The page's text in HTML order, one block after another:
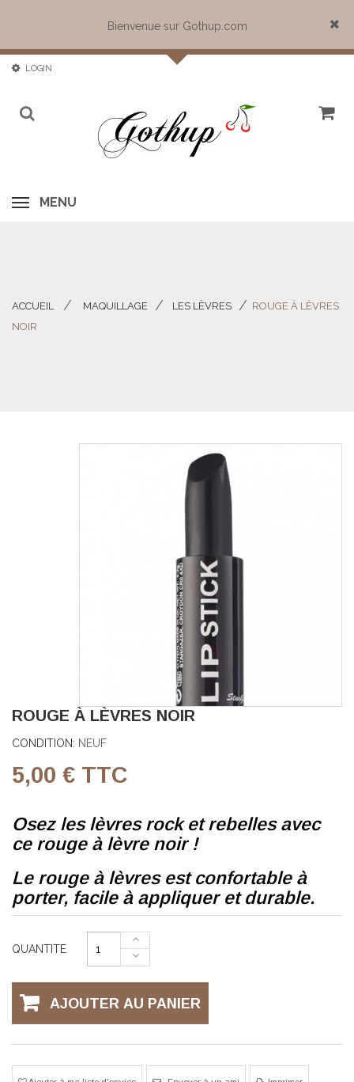
Bienvenue sur Gothup.com
Close
LOGIN
MENU
ACCUEIL
MAQUILLAGE
LES LÈVRES
ROUGE À LÈVRES
NOIR
ROUGE À LÈVRES NOIR
CONDITION: NEUF
5,00 € TTC
Osez les lèvres rock et rebelles avec
ce rouge à lèvre noir !
Le rouge à lèvres est confortable à
porter, facile à appliquer et durable.
QUANTITE
AJOUTER AU PANIER